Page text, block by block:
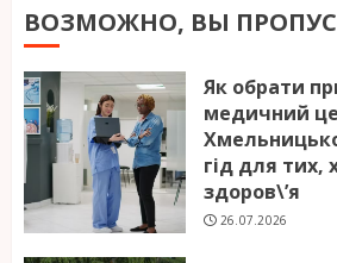
ВОЗМОЖНО, ВЫ
Як обрати
медичний
гід для тих,
здоров\’я
26.07.2026